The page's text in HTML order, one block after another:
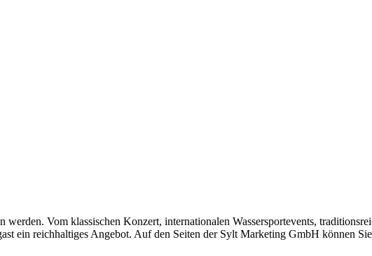
Vom klassischen Konzert, internationalen Wassersportevents,
ein reichhaltiges Angebot. Auf den Seiten der Sylt Marketing GmbH können